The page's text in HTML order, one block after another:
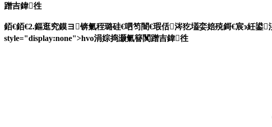
蹭吉鍏徃
銆€銆€2.鏂逛究鏌ヨ锛氭秷璐硅€呬笉闇€瑕佸涔犵壒娈婄殑鎶€宸э紝
style="display:none">hvo涓婃捣灏氭簮闃蹭吉鍏徃